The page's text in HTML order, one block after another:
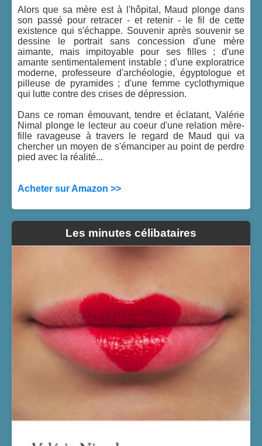
Alors que sa mère est à l'hôpital, Maud plonge dans
son passé pour retracer - et retenir - le fil de cette
existence qui s'échappe. Souvenir après souvenir se
dessine le portrait sans concession d'une mère
aimante, mais impitoyable pour ses filles ; d'une
amante sentimentalement instable ; d'une exploratrice
moderne, professeure d'archéologie, égyptologue et
pilleuse de pyramides ; d'une femme cyclothymique
qui lutte contre des crises de dépression.
Dans ce roman émouvant, tendre et éclatant, Valérie
Nimal plonge le lecteur au coeur d'une relation mère-
fille ravageuse à travers le regard de Maud qui va
chercher un moyen de s'émanciper au point de perdre
pied avec la réalité...
Acheter sur Amazon >>
Les minutes célibataires